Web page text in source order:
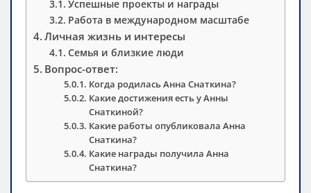
Успешные проекты и награды
Работа в международном масштабе
Личная жизнь и интересы
Семья и близкие люди
Вопрос-ответ:
Когда родилась Анна Снаткина?
Какие достижения есть у Анны
Снаткиной?
Какие работы опубликовала Анна
Снаткина?
Какие награды получила Анна
Снаткина?